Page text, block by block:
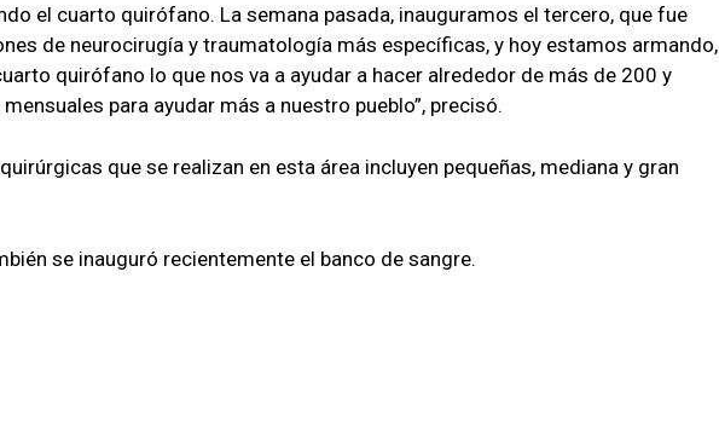
el cuarto quirófano. La semana pasada, inauguramos el tercero, que fue
de neurocirugía y traumatología más específicas, y hoy estamos armando,
quirófano lo que nos va a ayudar a hacer alrededor de más de 200 y
para ayudar más a nuestro pueblo”, precisó.
que se realizan en esta área incluyen pequeñas, mediana y gran
se inauguró recientemente el banco de sangre.